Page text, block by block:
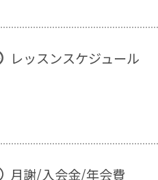
レッスンスケジュール
月謝/入会金/年会費